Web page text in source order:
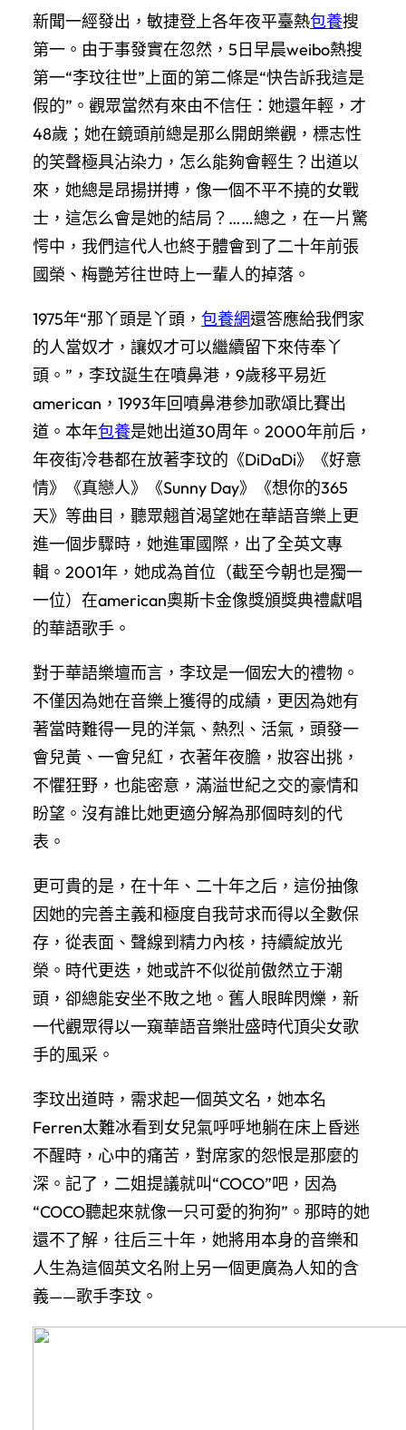
新聞一經發出，敏捷登上各年夜平臺熱包養搜
第一。由于事發實在忽然，5日早晨weibo熱搜
第一“李玟往世”上面的第二條是“快告訴我這是
假的”。觀眾當然有來由不信任：她還年輕，才
48歲；她在鏡頭前總是那么開朗樂觀，標志性
的笑聲極具沾染力，怎么能夠會輕生？出道以
來，她總是昂揚拼搏，像一個不平不撓的女戰
士，這怎么會是她的結局？……總之，在一片驚
愕中，我們這代人也終于體會到了二十年前張
國榮、梅艷芳往世時上一輩人的掉落。
1975年“那丫頭是丫頭， 包養網還答應給我們家
的人當奴才，讓奴才可以繼續留下來侍奉丫
頭。”，李玟誕生在噴鼻港，9歲移平易近
american，1993年回噴鼻港參加歌頌比賽出
道。本年包養是她出道30周年。2000年前后，
年夜街冷巷都在放著李玟的《DiDaDi》《好意
情》《真戀人》《Sunny Day》《想你的365
天》等曲目，聽眾翹首渴望她在華語音樂上更
進一個步驟時，她進軍國際，出了全英文專
輯。2001年，她成為首位（截至今朝也是獨一
一位）在american奧斯卡金像獎頒獎典禮獻唱
的華語歌手。
對于華語樂壇而言，李玟是一個宏大的禮物。
不僅因為她在音樂上獲得的成績，更因為她有
著當時難得一見的洋氣、熱烈、活氣，頭發一
會兒黃、一會兒紅，衣著年夜膽，妝容出挑，
不懼狂野，也能密意，滿溢世紀之交的豪情和
盼望。沒有誰比她更適分解為那個時刻的代
表。
更可貴的是，在十年、二十年之后，這份抽像
因她的完善主義和極度自我苛求而得以全數保
存，從表面、聲線到精力內核，持續綻放光
榮。時代更迭，她或許不似從前傲然立于潮
頭，卻總能安坐不敗之地。舊人眼眸閃爍，新
一代觀眾得以一窺華語音樂壯盛時代頂尖女歌
手的風采。
李玟出道時，需求起一個英文名，她本名
Ferren太難冰看到女兒氣呼呼地躺在床上昏迷
不醒時，心中的痛苦，對席家的怨恨是那麼的
深。記了，二姐提議就叫“COCO”吧，因為
“COCO聽起來就像一只可愛的狗狗”。那時的她
還不了解，往后三十年，她將用本身的音樂和
人生為這個英文名附上另一個更廣為人知的含
義——歌手李玟。